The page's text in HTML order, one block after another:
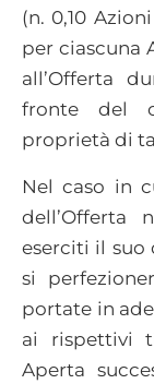
(n. 0,10
per ciascuna
all’Offerta
fronte del
proprietà di
Nel caso in
dell’Offerta
eserciti il suo
si
portate in
ai rispettivi
Aperta